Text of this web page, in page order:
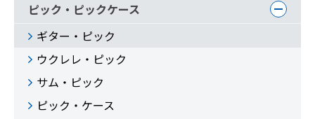
ピック・ピックケース
ギター・ピック
ウクレレ・ピック
サム・ピック
ピック・ケース